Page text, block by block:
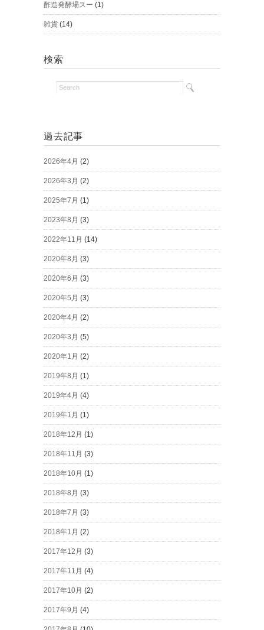
酢造発酵場スー (1)
雑貨 (14)
検索
過去記事
2026年4月 (2)
2026年3月 (2)
2025年7月 (1)
2023年8月 (3)
2022年11月 (14)
2020年8月 (3)
2020年6月 (3)
2020年5月 (3)
2020年4月 (2)
2020年3月 (5)
2020年1月 (2)
2019年8月 (1)
2019年4月 (4)
2019年1月 (1)
2018年12月 (1)
2018年11月 (3)
2018年10月 (1)
2018年8月 (3)
2018年7月 (3)
2018年1月 (2)
2017年12月 (3)
2017年11月 (4)
2017年10月 (2)
2017年9月 (4)